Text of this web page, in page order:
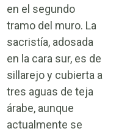
en el segundo
tramo del muro. La
sacristía, adosada
en la cara sur, es de
sillarejo y cubierta a
tres aguas de teja
árabe, aunque
actualmente se